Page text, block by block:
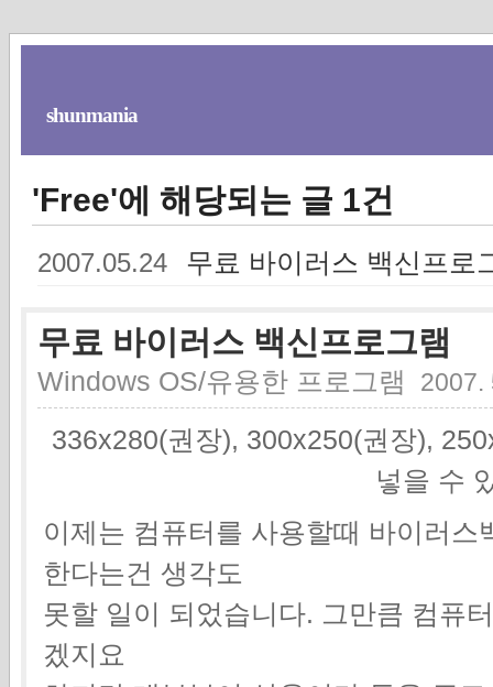
shunmania
'Free'에 해당되는 글 1건
2007.05.24 무료 바이러스 백신프로
무료 바이러스 백신프로그램
Windows OS/유용한 프로그램 2007.
336x280(권장), 300x250(권장),
넣을 수
이제는 컴퓨터를 사용할때 바이러
한다는건 생각도
못할 일이 되었습니다. 그만큼 컴퓨
겠지요